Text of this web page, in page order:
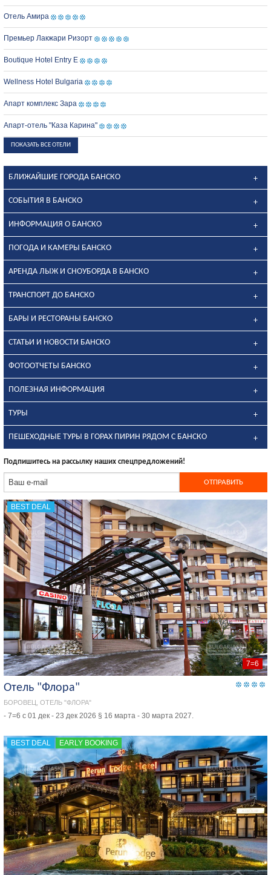
Отель Амира
Премьер Лакжари Ризорт
Boutique Hotel Entry E
Wellness Hotel Bulgaria
Апарт комплекс Зара
Апарт-отель "Каза Карина"
ПОКАЗАТЬ ВСЕ ОТЕЛИ
БЛИЖАЙШИЕ ГОРОДА БАНСКО
СОБЫТИЯ В БАНСКО
ИНФОРМАЦИЯ О БАНСКО
ПОГОДА И КАМЕРЫ БАНСКО
АРЕНДА ЛЫЖ И СНОУБОРДА В БАНСКО
ТРАНСПОРТ ДО БАНСКО
БАРЫ И РЕСТОРАНЫ БАНСКО
СТАТЬИ И НОВОСТИ БАНСКО
ФОТООТЧЕТЫ БАНСКО
ПОЛЕЗНАЯ ИНФОРМАЦИЯ
ТУРЫ
ПЕШЕХОДНЫЕ ТУРЫ В ГОРАХ ПИРИН РЯДОМ С БАНСКО
Подпишитесь на рассылку наших спецпредложений!
BEST DEAL
7=6
Отель "Флора"
БОРОВЕЦ, ОТЕЛЬ "ФЛОРА"
- 7=6 с 01 дек - 23 дек 2026 § 16 марта - 30 марта 2027.
BEST DEAL EARLY BOOKING